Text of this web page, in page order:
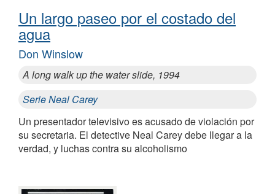
Un largo paseo por el costado del
agua
Don Winslow
A long walk up the water slide, 1994
Serie Neal Carey
Un presentador televisivo es acusado de violación por
su secretaria. El detective Neal Carey debe llegar a la
verdad, y luchas contra su alcoholismo